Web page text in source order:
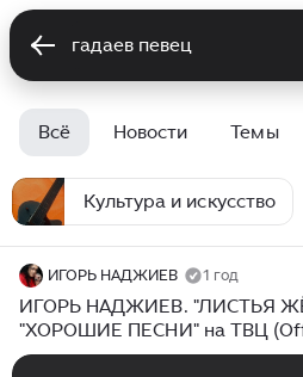
Всё Новости Темы
Культура и искусство
ИГОРЬ НАДЖИЕВ 1 год
ИГОРЬ НАДЖИЕВ. "ЛИСТЬЯ
"ХОРОШИЕ ПЕСНИ" на ТВЦ